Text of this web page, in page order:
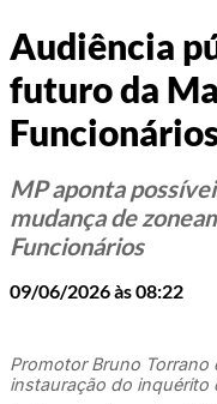
Audiência
futuro da
MP aponta
mudança de
Funcionários
09/06/2026 às 08:22
Promotor Bruno
instauração do inquérito